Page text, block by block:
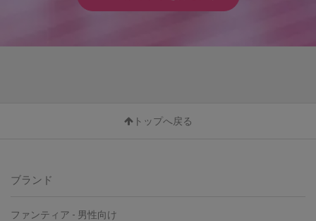
トップへ戻る
ブランド
ファンティア - 男性向け